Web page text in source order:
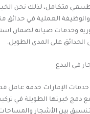
متكامل، لذلك نحن
العملية في حدائق
وخدمات صيانة لضمان
الحدائق على المدى الطويل.
في البدع
خدمات الإمارات خدمة عامل
مع دمج خبرتها الطويلة في
بين الأشجار